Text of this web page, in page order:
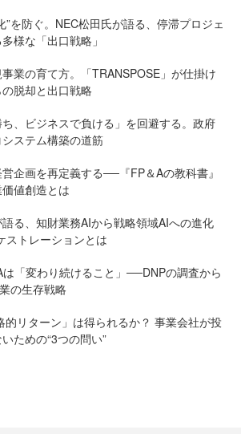
”を防ぐ。NEC松田氏が語る、停滞プロジェ
様な「出口戦略」
業の育て方。「TRANSPOSE」が仕掛け
脱却と出口戦略
ち、ビジネスで負ける」を回避する。政府
ステム構築の道筋
企画を再定義する──『FP＆Aの教科書』
値創造とは
る、知財業務AIから戦略領域AIへの進化
トレーションとは
「変わり続けること」──DNPの調査から
の生存戦略
的リターン」は得られるか？ 事業会社が投
ための“3つの問い”